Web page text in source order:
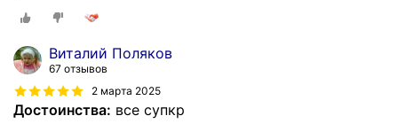
Виталий Поляков
67 отзывов
2 марта 2025
Достоинства: все супкр